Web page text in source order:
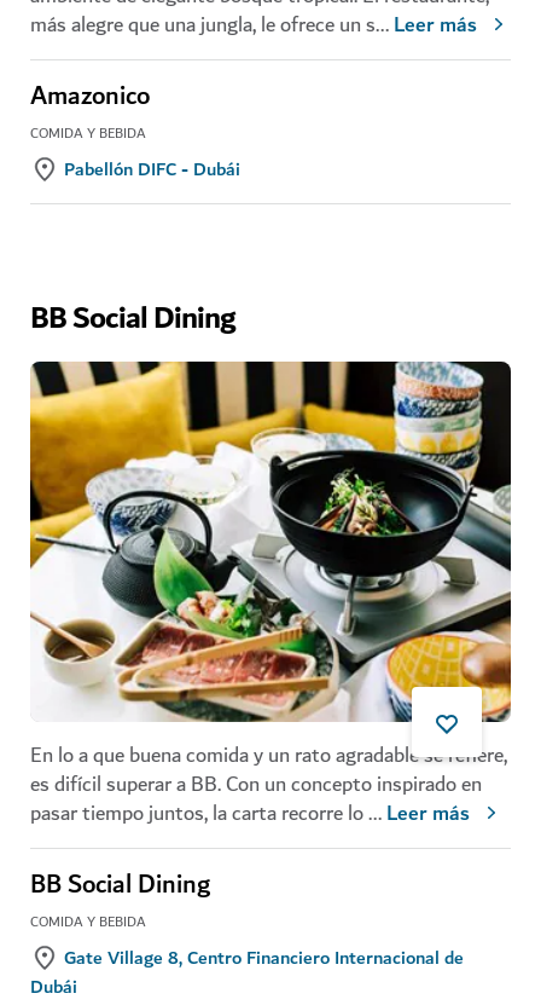
más alegre que una jungla, le ofrece un s...Leer más
Amazonico
COMIDA Y BEBIDA
Pabellón DIFC - Dubái
BB Social Dining
En lo a que buena comida y un rato agradable se refiere,
es difícil superar a BB. Con un concepto inspirado en
pasar tiempo juntos, la carta recorre lo...Leer más
BB Social Dining
COMIDA Y BEBIDA
Gate Village 8, Centro Financiero Internacional de
Dubái